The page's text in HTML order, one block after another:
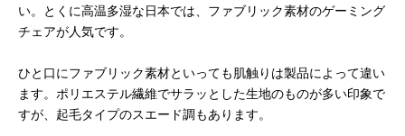
い。とくに高温多湿な日本では、ファブリック素材のゲーミング
チェアが人気です。
ひと口にファブリック素材といっても肌触りは製品によって違い
ます。ポリエステル繊維でサラッとした生地のものが多い印象で
すが、起毛タイプのスエード調もあります。